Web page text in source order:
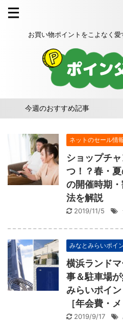
お買い物ポイントをこよなく
今週のおすすめ記事
ネットのセール情
ショップチ
つ！？春・
の開催時期
法を解説
2019/11/5
みなとみらいポイ
横浜ランド
事＆駐車場
みらいポイ
［年会費・
2019/9/17